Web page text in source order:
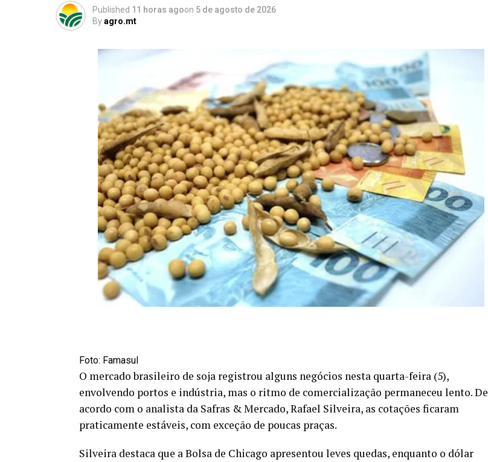
Published 11 horas agoon 5 de agosto de 2026
Byagro.mt
Foto: Famasul
O mercado brasileiro de soja registrou alguns negócios nesta quarta-feira (5),
envolvendo portos e indústria, mas o ritmo de comercialização permaneceu lento. De
acordo com o analista da Safras & Mercado, Rafael Silveira, as cotações ficaram
praticamente estáveis, com exceção de poucas praças.
Silveira destaca que a Bolsa de Chicago apresentou leves quedas, enquanto o dólar